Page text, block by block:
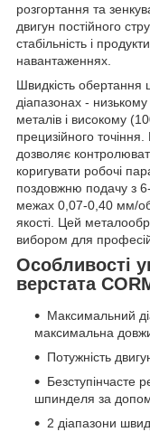
розгортання та
двигун постійного
стабільність і
навантаженнях.
Швидкість
діапазонах -
металів і високому
прецизійного
дозволяє
коригувати робочі
поздовжню подачу з
межах 0,07-0,40 мм/
якості. Цей
вибором для
Особливості
верстата
Максимальний
максимальна
Потужність
Безступінчасте
шпинделя за
2 діапазони